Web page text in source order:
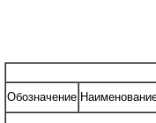
Обозначение